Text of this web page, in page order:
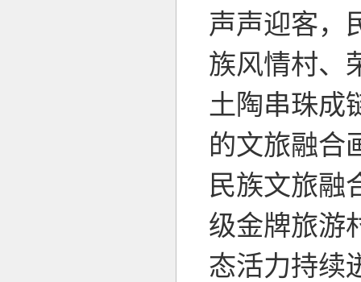
声声迎客，
族风情村、
土陶串珠成
的文旅融合
民族文旅融
级金牌旅游
态活力持续